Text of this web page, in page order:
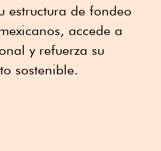
estructura de fondeo
accede a
y refuerza su
sostenible.